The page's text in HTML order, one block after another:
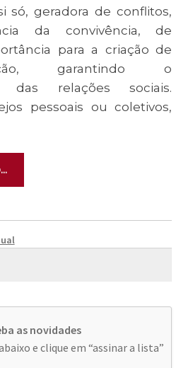
só, geradora de conflitos,
da convivência, de
para a criação de
garantindo o
das relações sociais.
pessoais ou coletivos,
as novidades
e clique em “assinar a lista”